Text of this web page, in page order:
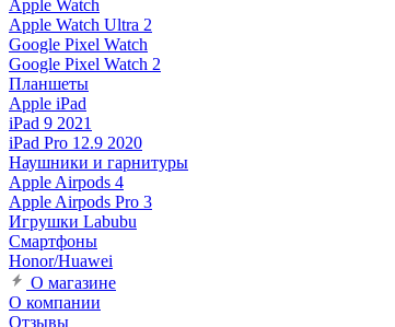
Apple Watch
Apple Watch Ultra 2
Google Pixel Watch
Google Pixel Watch 2
Планшеты
Apple iPad
iPad 9 2021
iPad Pro 12.9 2020
Наушники и гарнитуры
Apple Airpods 4
Apple Airpods Pro 3
Игрушки Labubu
Смартфоны
Honor/Huawei
О магазине
О компании
Отзывы